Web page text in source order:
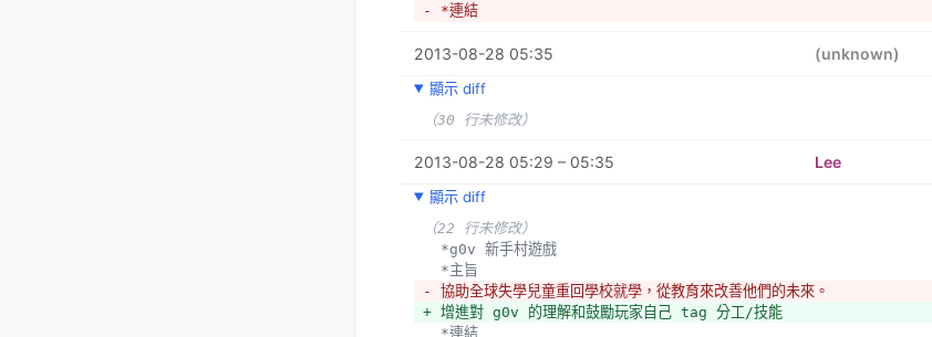
- *連結
  *主旨
  希望能夠一眼看出，我們的政府作(錯)過什麼事情。
- 政誌
- *g0v 新手村遊戲
+ * g0village
  *主旨
  增進對 g0v 的理解和鼓勵玩家自己 tag 分工/技能
- *連結
-  g0village
2013-08-28 05:35 (unknown)
顯示 diff
（30 行未修改）
2013-08-28 05:29 – 05:35 Lee
顯示 diff
（22 行未修改）
  *g0v 新手村遊戲
  *主旨
- 協助全球失學兒童重回學校就學，從教育來改善他們的未來。
+ 增進對 g0v 的理解和鼓勵玩家自己 tag 分工/技能
  *連結